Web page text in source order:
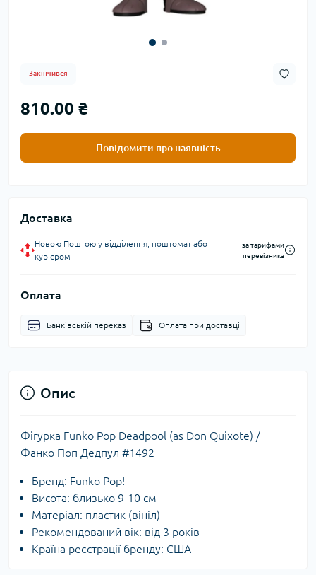
Закінчився
810.00 ₴
Повідомити про наявність
Доставка
Новою Поштою у відділення, поштомат або
кур'єром
за тарифами
перевізника
Оплата
Банківській переказ Оплата при доставці
Опис
Фігурка Funko Pop Deadpool (as Don Quixote) /
Фанко Поп Дедпул #1492
Бренд: Funko Pop!
Висота: близько 9-10 см
Матеріал: пластик (вініл)
Рекомендований вік: від 3 років
Країна реєстрації бренду: США